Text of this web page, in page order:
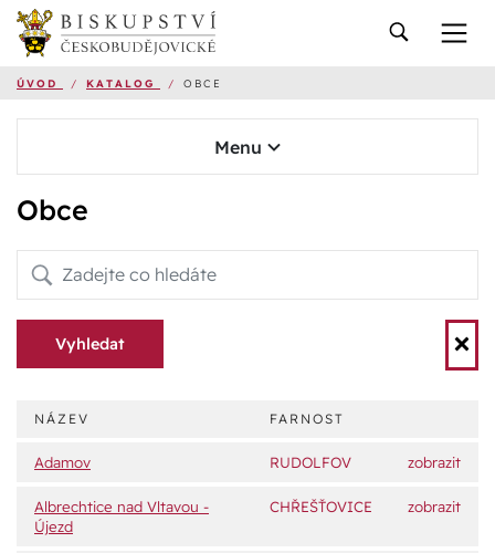
ÚVOD / KATALOG / OBCE
Menu
Obce
Vyhledat
NÁZEV FARNOST
Adamov RUDOLFOV zobrazit
Albrechtice nad Vltavou -
Újezd
CHŘEŠŤOVICE zobrazit